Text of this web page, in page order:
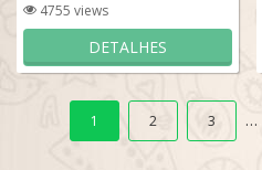
4755 views
DETALHES
1 2 3 …